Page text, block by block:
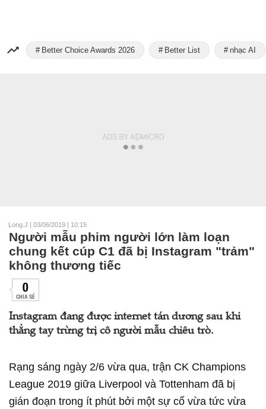
Better Choice Awards 2026 Better List nhạc AI
Long.J | 03/06/2019 | 10:15
Người mẫu phim người lớn làm loạn
chung kết cúp C1 đã bị Instagram "trảm"
không thương tiếc
0
CHIA SẺ
Instagram đang được internet tán dương sau khi
thẳng tay trừng trị cô người mẫu chiêu trò.
Rạng sáng ngày 2/6 vừa qua, trận CK Champions
League 2019 giữa Liverpool và Tottenham đã bị
gián đoạn trong ít phút bởi một sự cố vừa tức vừa